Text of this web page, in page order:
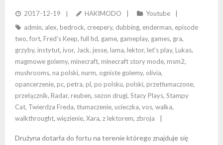
FORTU + WALKA Z MAGMOWYMI GOLEMAMI
2017-12-19 HAKIMODO
Youtube
admin, alex, bedrock, creepery, dubbing, enderman, episode
two, fort, Fred's Keep, full hd, game, gameplay, games, gra,
grzyby, instytut, ivor, Jack, jesse, lama, lektor, let's play, Lukas,
magmowe golemy, minecraft, minecraft story mode, msm2,
mushrooms, na polski, nurm, ogniste golemy, olivia,
opancerzenie, pc, petra, pl, po polsku, polski, przetłumaczone,
przełącznik, Radar, reuben, sezon drugi, Stacy Plays, Stampy
Cat, Twierdza Freda, tłumaczenie, ucieczka, vos, walka,
walkthrought, więzienie, Xara, z lektorem, zbroja
Drużyna dotarła do fortu na terenie którego znajduje się